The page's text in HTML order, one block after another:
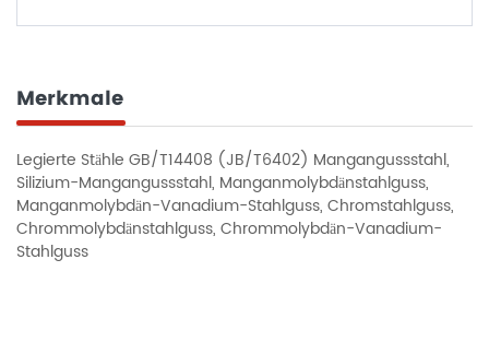
Merkmale
Legierte Stähle GB/T14408 (JB/T6402) Mangangussstahl,
Silizium-Mangangussstahl, Manganmolybdänstahlguss,
Manganmolybdän-Vanadium-Stahlguss, Chromstahlguss,
Chrommolybdänstahlguss, Chrommolybdän-Vanadium-
Stahlguss